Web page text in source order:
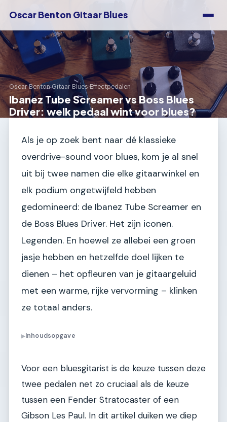
Oscar Benton Gitaar Blues
Oscar Benton Gitaar Blues›Effectpedalen
Ibanez Tube Screamer vs Boss Blues
Driver: welk pedaal wint voor blues?
Als je op zoek bent naar dé klassieke
overdrive-sound voor blues, kom je al snel
uit bij twee namen die elke gitaarwinkel en
elk podium ongetwijfeld hebben
gedomineerd: de Ibanez Tube Screamer en
de Boss Blues Driver. Het zijn iconen.
Legenden. En hoewel ze allebei een groen
jasje hebben en hetzelfde doel lijken te
dienen – het opfleuren van je gitaargeluid
met een warme, rijke vervorming – klinken
ze totaal anders.
▶Inhoudsopgave
Voor een bluesgitarist is de keuze tussen deze
twee pedalen net zo cruciaal als de keuze
tussen een Fender Stratocaster of een
Gibson Les Paul. In dit artikel duiken we diep